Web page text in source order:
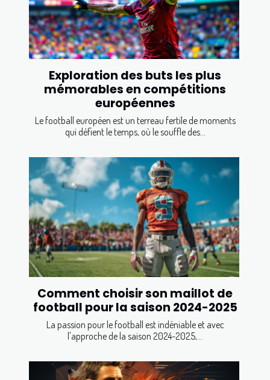
Exploration des buts les plus
mémorables en compétitions
européennes
Le football européen est un terreau fertile de moments
qui défient le temps, où le souffle des...
Comment choisir son maillot de
football pour la saison 2024-2025
La passion pour le football est indéniable et avec
l'approche de la saison 2024-2025,...